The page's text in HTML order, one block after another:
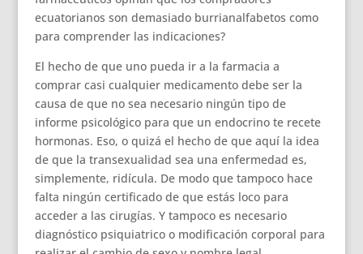
ecuatorianos son demasiado burrianalfabetos como
para comprender las indicaciones?
El hecho de que uno pueda ir a la farmacia a
comprar casi cualquier medicamento debe ser la
causa de que no sea necesario ningún tipo de
informe psicológico para que un endocrino te recete
hormonas. Eso, o quizá el hecho de que aquí la idea
de que la transexualidad sea una enfermedad es,
simplemente, ridícula. De modo que tampoco hace
falta ningún certificado de que estás loco para
acceder a las cirugías. Y tampoco es necesario
diagnóstico psiquiatrico o modificación corporal para